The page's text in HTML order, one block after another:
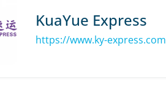
KuaYue Express
https://www.ky-express.com